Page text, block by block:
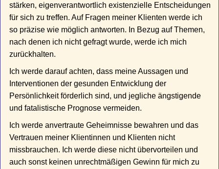
stärken, eigenverantwortlich existenzielle Entscheidungen
für sich zu treffen. Auf Fragen meiner Klienten werde ich
so präzise wie möglich antworten. In Bezug auf Themen,
nach denen ich nicht gefragt wurde, werde ich mich
zurückhalten.
Ich werde darauf achten, dass meine Aussagen und
Interventionen der gesunden Entwicklung der
Persönlichkeit förderlich sind, und jegliche ängstigende
und fatalistische Prognose vermeiden.
Ich werde anvertraute Geheimnisse bewahren und das
Vertrauen meiner Klientinnen und Klienten nicht
missbrauchen. Ich werde diese nicht übervorteilen und
auch sonst keinen unrechtmäßigen Gewinn für mich zu